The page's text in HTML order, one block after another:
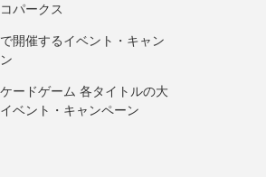
パークス
開催するイベント・キャン
ードゲーム 各タイトルの大
ベント・キャンペーン